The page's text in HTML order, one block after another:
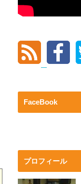
FaceBook
プロフィール